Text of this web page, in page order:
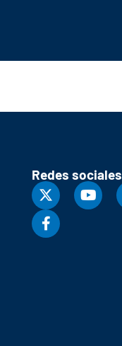
Redes sociales